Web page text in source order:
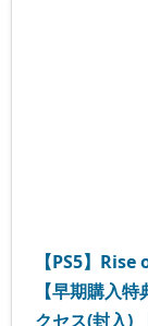
【PS5】
【早期購入
クセス(封入)